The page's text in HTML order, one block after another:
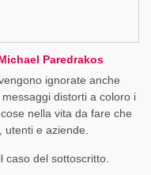
Paredrakos
ignorate anche
distorti a coloro i
nella vita da fare che
e aziende.
del sottoscritto.